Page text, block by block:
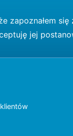
zapoznałem się
jej